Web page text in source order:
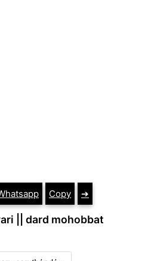
Copy ➔
|| dard mohobbat